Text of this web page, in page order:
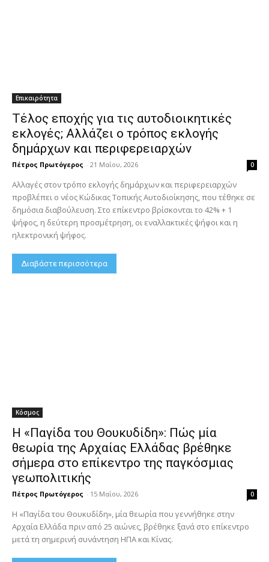
Επικαιρότητα
Τέλος εποχής για τις αυτοδιοικητικές
εκλογές; Αλλάζει ο τρόπος εκλογής
δημάρχων και περιφερειαρχών
Πέτρος Πρωτόγερος - 21 Μαΐου, 2026 0
Αλλαγές στον τρόπο εκλογής δημάρχων και περιφερειαρχών
προβλέπει ο νέος Κώδικας Τοπικής Αυτοδιοίκησης, που τέθηκε σε
δημόσια διαβούλευση. Στο επίκεντρο βρίσκονται το 42% + 1
ψήφος, η δεύτερη προσμέτρηση, οι εναλλακτικές ψήφοι και η
ηλεκτρονική ψήφος.
Διαβάστε περισσότερα
Κόσμος
Η «Παγίδα του Θουκυδίδη»: Πώς μία
θεωρία της Αρχαίας Ελλάδας βρέθηκε
σήμερα στο επίκεντρο της παγκόσμιας
γεωπολιτικής
Πέτρος Πρωτόγερος - 15 Μαΐου, 2026 0
Η «Παγίδα του Θουκυδίδη», μία θεωρία που γεννήθηκε στην
Αρχαία Ελλάδα πριν από 25 αιώνες, βρέθηκε ξανά στο επίκεντρο
μετά τη σημερινή συνάντηση ΗΠΑ και Κίνας.